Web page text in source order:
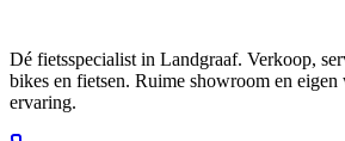
Dé fietsspecialist in Landgraaf. Verkoop,
bikes en fietsen. Ruime showroom en
ervaring.